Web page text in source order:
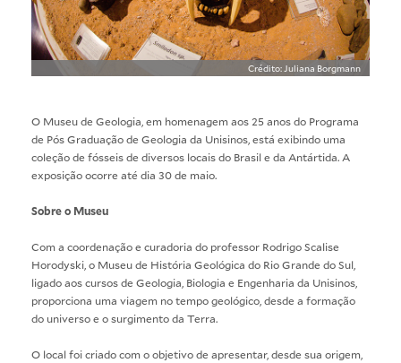
Crédito: Juliana Borgmann
O Museu de Geologia, em homenagem aos 25 anos do Programa
de Pós Graduação de Geologia da Unisinos, está exibindo uma
coleção de fósseis de diversos locais do Brasil e da Antártida. A
exposição ocorre até dia 30 de maio.
Sobre o Museu
Com a coordenação e curadoria do professor Rodrigo Scalise
Horodyski, o Museu de História Geológica do Rio Grande do Sul,
ligado aos cursos de Geologia, Biologia e Engenharia da Unisinos,
proporciona uma viagem no tempo geológico, desde a formação
do universo e o surgimento da Terra.
O local foi criado com o objetivo de apresentar, desde sua origem,